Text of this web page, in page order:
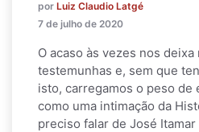
por Luiz Claudio Latgé
7 de julho de 2020
O acaso às vezes nos
testemunhas e, sem que
isto, carregamos o peso de
como uma intimação da
preciso falar de José